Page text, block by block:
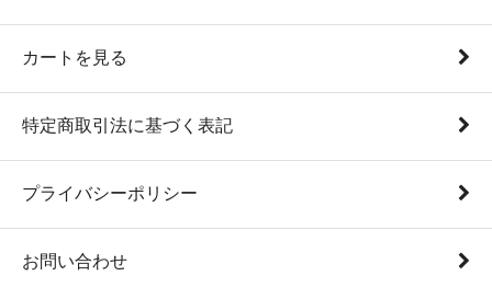
カートを見る
特定商取引法に基づく表記
プライバシーポリシー
お問い合わせ